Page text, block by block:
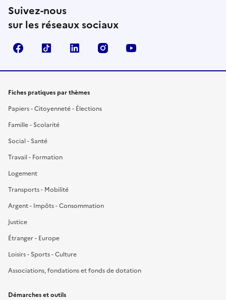
Suivez-nous
sur les réseaux sociaux
FacebookTikTok LinkedIn Instagram
Fiches pratiques par thèmes
Papiers - Citoyenneté - Élections
Famille - Scolarité
Social - Santé
Travail - Formation
Logement
Transports - Mobilité
Argent - Impôts - Consommation
Justice
Étranger - Europe
Loisirs - Sports - Culture
Associations, fondations et fonds de dotation
Démarches et outils